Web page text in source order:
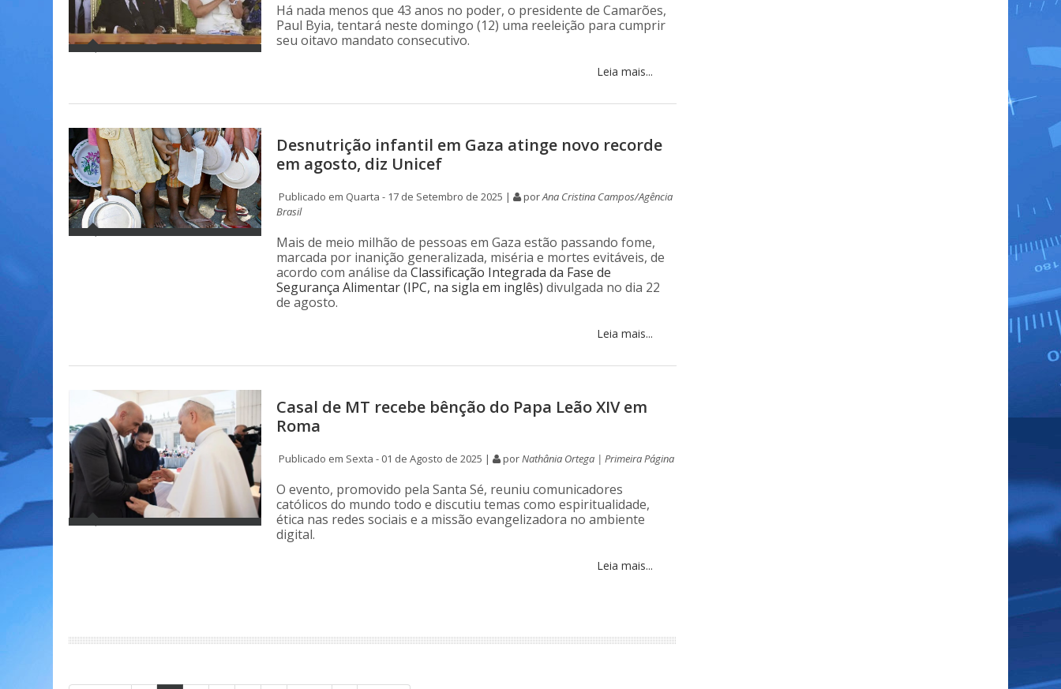
Há nada menos que 43 anos no poder, o presidente de Camarões,
Paul Byia, tentará neste domingo (12) uma reeleição para cumprir
seu oitavo mandato consecutivo.
Leia mais...
Desnutrição infantil em Gaza atinge novo recorde
em agosto, diz Unicef
Publicado em Quarta - 17 de Setembro de 2025 | porAna Cristina Campos/Agência
Brasil
Mais de meio milhão de pessoas em Gaza estão passando fome,
marcada por inanição generalizada, miséria e mortes evitáveis, de
acordo com análise daClassificação Integrada da Fase de
Segurança Alimentar (IPC, na sigla em inglês) divulgada no dia 22
de agosto.
Leia mais...
Casal de MT recebe bênção do Papa Leão XIV em
Roma
Publicado em Sexta - 01 de Agosto de 2025 | porNathânia Ortega | Primeira Página
O evento, promovido pela Santa Sé, reuniu comunicadores
católicos do mundo todo e discutiu temas como espiritualidade,
ética nas redes sociais e a missão evangelizadora no ambiente
digital.
Leia mais...